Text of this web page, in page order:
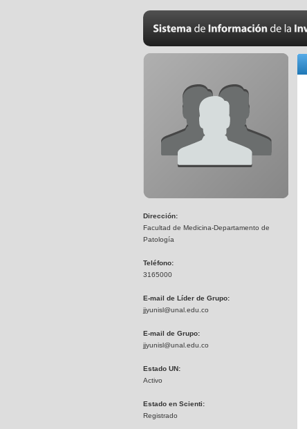
Dirección:
Facultad de Medicina-Departamento de
Patología
Teléfono:
3165000
E-mail de Líder de Grupo:
jjyunisl@unal.edu.co
E-mail de Grupo:
jjyunisl@unal.edu.co
Estado UN:
Activo
Estado en Scienti:
Registrado